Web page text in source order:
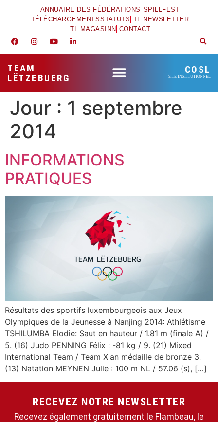
ANNUAIRE DES FÉDÉRATIONS SPILLFEST
TÉLÉCHARGEMENTSSTATUTS TL NEWSLETTER
TL MAGASINN CONTACT
TEAM
LËTZEBUERG
COSL
SITE INSTITUTIONNEL
Jour : 1 septembre
2014
INFORMATIONS
PRATIQUES
Résultats des sportifs luxembourgeois aux Jeux
Olympiques de la Jeunesse à Nanjing 2014: Athlétisme
TSHILUMBA Elodie: Saut en hauteur / 1.81 m (finale A) /
5. (16) Judo PENNING Félix : -81 kg / 9. (21) Mixed
International Team / Team Xian médaille de bronze 3.
(13) Natation MEYNEN Julie : 100 m NL / 57.06 (s), […]
RECEVEZ NOTRE NEWSLETTER
Recevez également gratuitement le Flambeau, le